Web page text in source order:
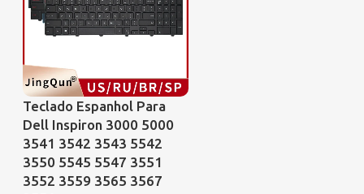
Teclado Espanhol Para
Dell Inspiron 3000 5000
3541 3542 3543 5542
3550 5545 5547 3551
3552 3559 3565 3567